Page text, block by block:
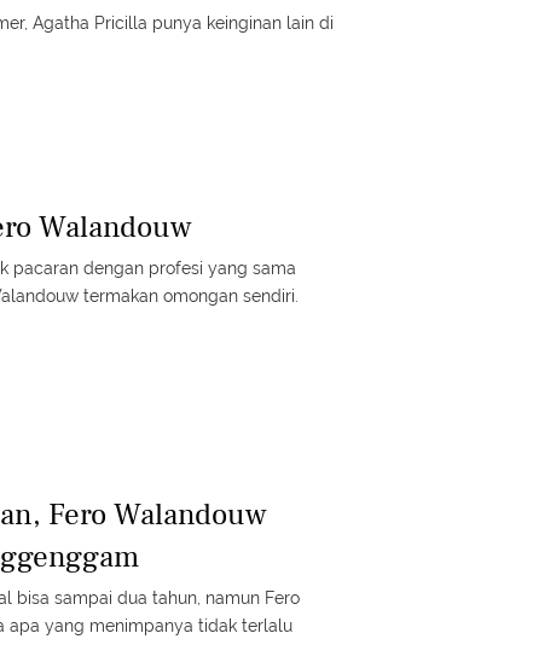
Agatha Pricilla punya keinginan lain di
Walandouw
pacaran dengan profesi yang sama
termakan omongan sendiri.
Fero Walandouw
bisa sampai dua tahun, namun Fero
apa yang menimpanya tidak terlalu